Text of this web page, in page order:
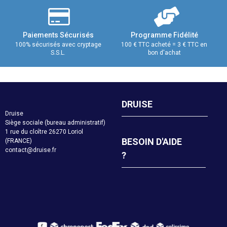
Paiements Sécurisés
100% sécurisés avec cryptage
S.S.L.
Programme Fidélité
100 € TTC acheté = 3 € TTC en
bon d'achat
Druise
Siège sociale (bureau administratif)
1 rue du cloître 26270 Loriol
(FRANCE)
contact@druise.fr
DRUISE
BESOIN D'AIDE
?